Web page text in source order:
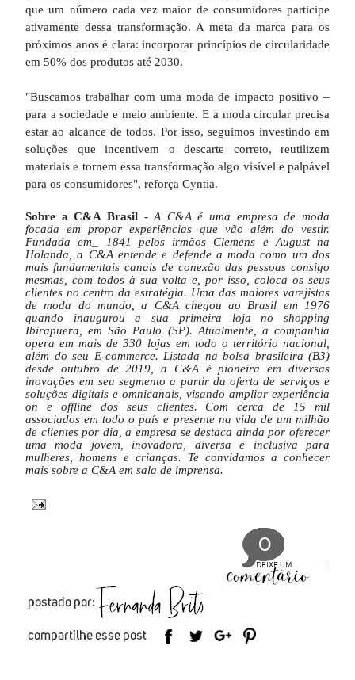
que um número cada vez maior de consumidores participe
ativamente dessa transformação. A meta da marca para os
próximos anos é clara: incorporar princípios de circularidade
em 50% dos produtos até 2030.
"Buscamos trabalhar com uma moda de impacto positivo –
para a sociedade e meio ambiente. E a moda circular precisa
estar ao alcance de todos. Por isso, seguimos investindo em
soluções que incentivem o descarte correto, reutilizem
materiais e tornem essa transformação algo visível e palpável
para os consumidores", reforça Cyntia.
Sobre a C&A Brasil-A C&A é uma empresa de moda
focada em propor experiências que vão além do vestir.
Fundada em_ 1841 pelos irmãos Clemens e August na
Holanda, a C&A entende e defende a moda como um dos
mais fundamentais canais de conexão das pessoas consigo
mesmas, com todos à sua volta e, por isso, coloca os seus
clientes no centro da estratégia. Uma das maiores varejistas
de moda do mundo, a C&A chegou ao Brasil em 1976
quando inaugurou a sua primeira loja no shopping
Ibirapuera, em São Paulo (SP). Atualmente, a companhia
opera em mais de 330 lojas em todo o território nacional,
além do seu E-commerce. Listada na bolsa brasileira (B3)
desde outubro de 2019, a C&A é pioneira em diversas
inovações em seu segmento a partir da oferta de serviços e
soluções digitais e omnicanais, visando ampliar experiência
on e offline dos seus clientes. Com cerca de 15 mil
associados em todo o país e presente na vida de um milhão
de clientes por dia, a empresa se destaca ainda por oferecer
uma moda jovem, inovadora, diversa e inclusiva para
mulheres, homens e crianças. Te convidamos a conhecer
mais sobre a C&A em sala de imprensa.
0